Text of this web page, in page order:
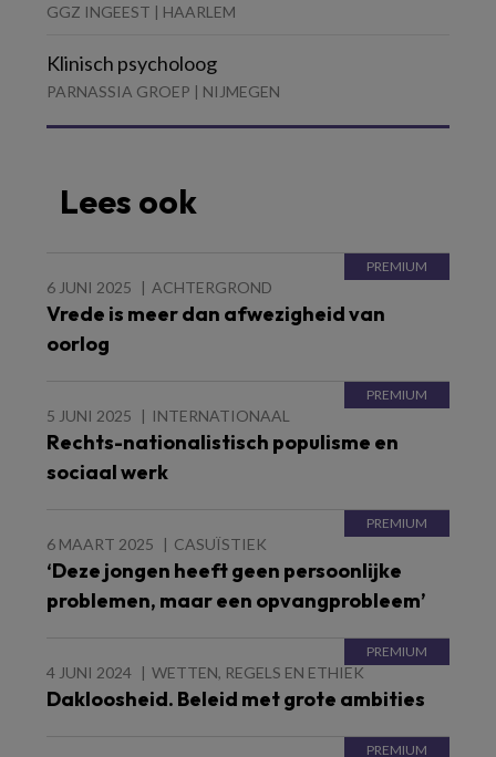
GGZ INGEEST | HAARLEM
Klinisch psycholoog
PARNASSIA GROEP | NIJMEGEN
Lees ook
6 JUNI 2025 ACHTERGROND
Vrede is meer dan afwezigheid van
oorlog
5 JUNI 2025 INTERNATIONAAL
Rechts-nationalistisch populisme en
sociaal werk
6 MAART 2025 CASUÏSTIEK
‘Deze jongen heeft geen persoonlijke
problemen, maar een opvangprobleem’
4 JUNI 2024 WETTEN, REGELS EN ETHIEK
Dakloosheid. Beleid met grote ambities